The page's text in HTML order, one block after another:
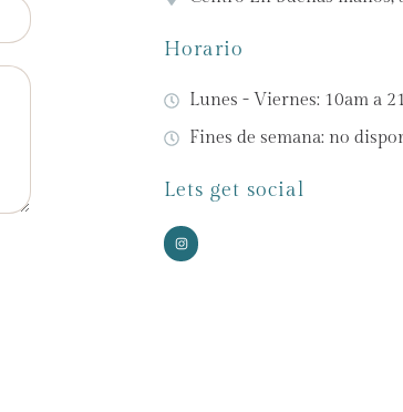
Horario
Lunes - Viernes: 10am a
Fines de semana: no
Lets get social